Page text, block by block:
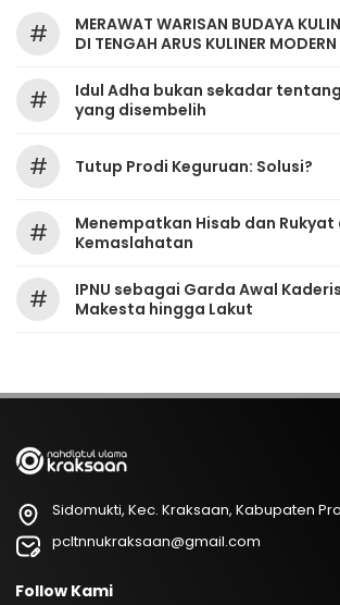
#
MERAWAT WARISAN BUDAYA
DI TENGAH ARUS KULINER MODERN
#
Idul Adha bukan sekadar
yang disembelih
# Tutup Prodi Keguruan: Solusi?
#
Menempatkan Hisab dan
Kemaslahatan
#
IPNU sebagai Garda Awal
Makesta hingga Lakut
Sidomukti, Kec. Kraksaan, Kabupaten
pcltnnukraksaan@gmail.com
Follow Kami